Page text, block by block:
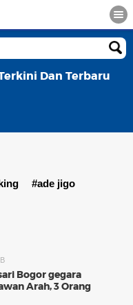
Dan Terbaru
#ade jigo
Bogor gegara
Arah, 3 Orang